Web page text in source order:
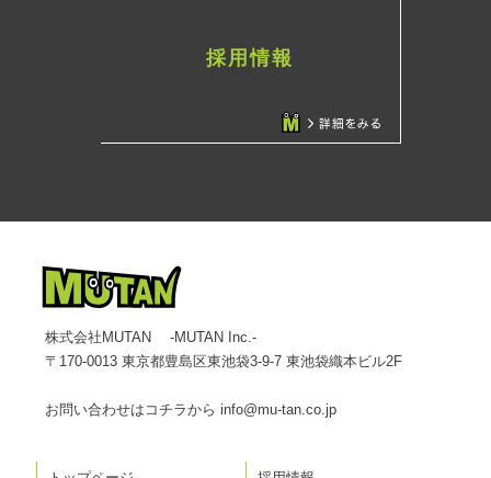
採用情報
株式会社MUTAN -MUTAN Inc.-
〒170-0013 東京都豊島区東池袋3-9-7 東池袋織本ビル2F
お問い合わせはコチラからinfo@mu-tan.co.jp